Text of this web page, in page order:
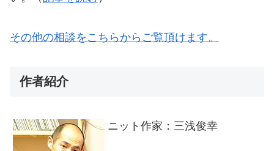
その他の相談をこちらからご覧頂けます。
作者紹介
ニット作家：三浅俊幸